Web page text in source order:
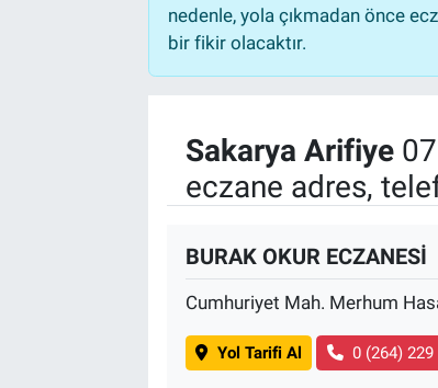
nedenle, yola çıkmadan önce
bir fikir olacaktır.
Sakarya Arifiye07
eczane adres,
BURAK OKUR ECZANESİ
Cumhuriyet Mah. Merhum
Yol Tarifi Al 0 (264) 229